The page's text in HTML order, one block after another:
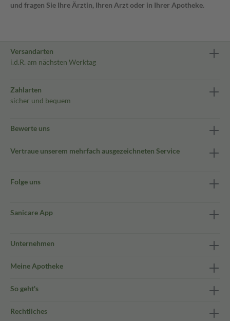
und fragen Sie Ihre Ärztin, Ihren Arzt oder in Ihrer Apotheke.
Versandarten
i.d.R. am nächsten Werktag
Zahlarten
sicher und bequem
Bewerte uns
Vertraue unserem mehrfach ausgezeichneten Service
Folge uns
Sanicare App
Unternehmen
Meine Apotheke
So geht's
Rechtliches